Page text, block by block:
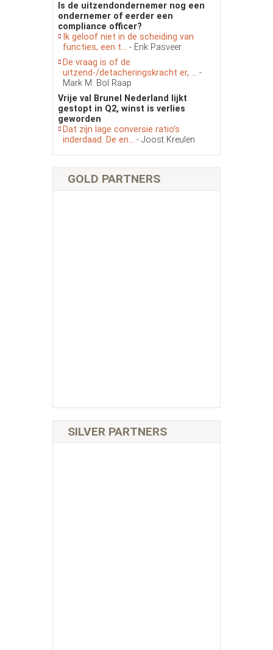
Is de uitzendondernemer nog een
ondernemer of eerder een
compliance officer?
Ik geloof niet in de scheiding van
functies, een t... - Erik Pasveer
De vraag is of de
uitzend-/detacheringskracht er, ... -
Mark M. Bol Raap
Vrije val Brunel Nederland lijkt
gestopt in Q2, winst is verlies
geworden
Dat zijn lage conversie ratio’s
inderdaad. De en... - Joost Kreulen
GOLD PARTNERS
SILVER PARTNERS